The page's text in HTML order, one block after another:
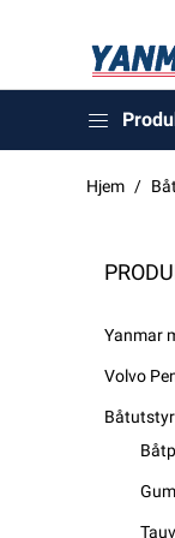
Hjem
Yanmar
Volvo
Båtutstyr